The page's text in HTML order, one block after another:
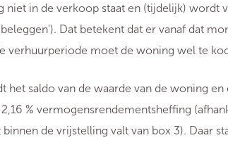
niet in de verkoop staat en (tijdelijk) wordt
Dat betekent dat er vanaf dat
verhuurperiode moet de woning wel te
het saldo van de waarde van de woning
% vermogensrendementsheffing
binnen de vrijstelling valt van box 3). Daar